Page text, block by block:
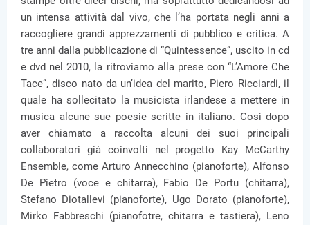
un intensa attività dal vivo, che l’ha portata negli anni a
raccogliere grandi apprezzamenti di pubblico e critica. A
tre anni dalla pubblicazione di “Quintessence”, uscito in cd
e dvd nel 2010, la ritroviamo alla prese con “L’Amore Che
Tace”, disco nato da un’idea del marito, Piero Ricciardi, il
quale ha sollecitato la musicista irlandese a mettere in
musica alcune sue poesie scritte in italiano. Così dopo
aver chiamato a raccolta alcuni dei suoi principali
collaboratori già coinvolti nel progetto Kay McCarthy
Ensemble, come Arturo Annecchino (pianoforte), Alfonso
De Pietro (voce e chitarra), Fabio De Portu (chitarra),
Stefano Diotallevi (pianoforte), Ugo Dorato (pianoforte),
Mirko Fabbreschi (pianofotre, chitarra e tastiera), Leno